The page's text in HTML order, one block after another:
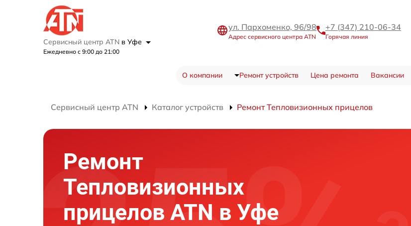
Сервисный центр ATN в Уфе
Ежедневно с 9:00 до 21:00
ул. Пархоменко, 96/98
Адрес сервисного центра ATN
+7 (347) 210-06-34
Горячая линия
О компании Ремонт устройств Цена ремонта Вакансии
Сервисный центр ATN Каталог устройств Ремонт Тепловизионных прицелов
Ремонт
Тепловизионных
прицелов ATN в Уфе